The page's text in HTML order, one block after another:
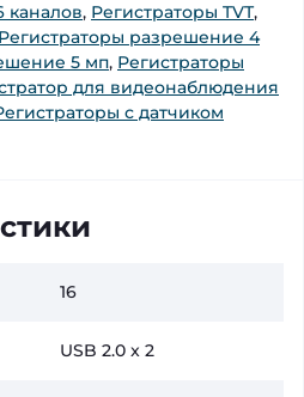
каналов, Регистраторы TVT,
Регистраторы разрешение 4
5 мп, Регистраторы
для видеонаблюдения
с датчиком
16
USB 2.0 x 2